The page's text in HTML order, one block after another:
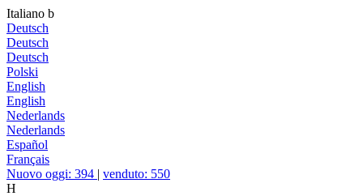
Italiano b
Deutsch
Deutsch
Deutsch
Polski
English
English
Nederlands
Nederlands
Español
Français
Nuovo oggi: 394 | venduto: 550
H